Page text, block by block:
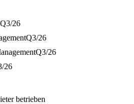
Q3/26
Q3/26
Q3/26
26
betrieben